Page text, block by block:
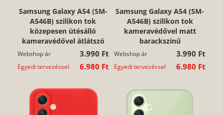
Samsung Galaxy A54 (SM-
A546B) szilikon tok
közepesen ütésálló
kameravédővel átlátszó
Webshop ár 3.990 Ft
Egyedi tervezéssel 6.980 Ft
Samsung Galaxy A54 (SM-
A546B) szilikon tok
kameravédővel matt
barackszínű
Webshop ár 3.990 Ft
Egyedi tervezéssel 6.980 Ft